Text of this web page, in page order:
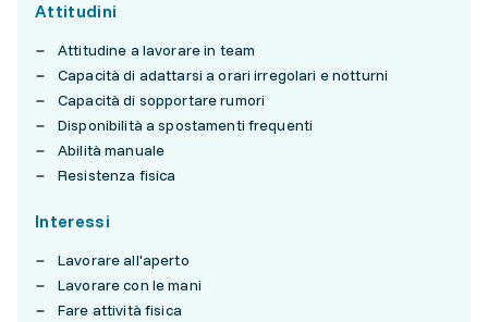
Attitudini
Attitudine a lavorare in team
Capacità di adattarsi a orari irregolari e notturni
Capacità di sopportare rumori
Disponibilità a spostamenti frequenti
Abilità manuale
Resistenza fisica
Interessi
Lavorare all'aperto
Lavorare con le mani
Fare attività fisica